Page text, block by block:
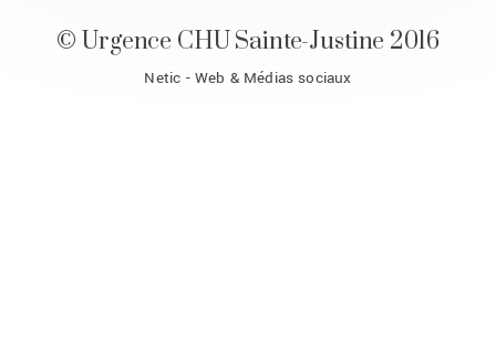
© Urgence CHU Sainte-Justine 2016
Netic - Web & Médias sociaux